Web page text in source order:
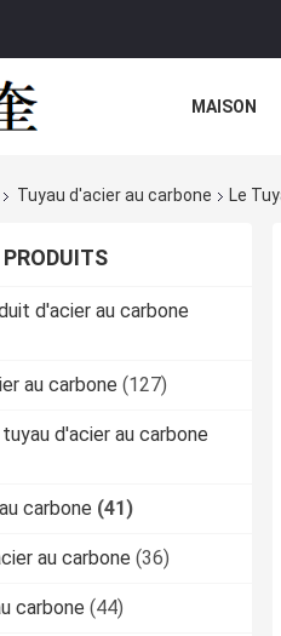
MAISON
Tuyau d'acier au carbone Le
d'acier au carbone
au carbone (127)
d'acier au carbone
carbone (41)
au carbone (36)
carbone (44)